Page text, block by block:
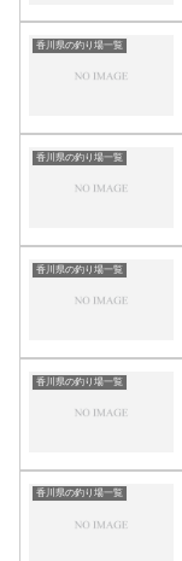
香川県の釣り場一覧
香川県の釣り場一覧
香川県の釣り場一覧
香川県の釣り場一覧
香川県の釣り場一覧